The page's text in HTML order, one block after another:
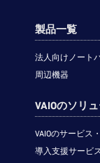
製品一覧
法人向けノート
周辺機器
VAIOのソリ
VAIOのサービス
導入支援サービ